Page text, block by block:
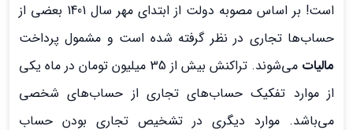
است! بر اساس مصوبه دولت از ابتدای مهر سال 1401 بعضی از
حساب‌ها تجاری در نظر گرفته شده است و مشمول پرداخت
مالیات
می‌شوند. تراکنش بیش از 35 میلیون تومان در ماه یکی
از موارد تفکیک حساب‌های تجاری از حساب‌های شخصی
می‌باشد. موارد دیگری در تشخیص تجاری بودن حساب